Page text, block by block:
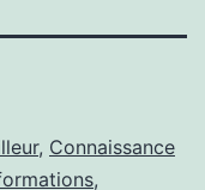
, Connaissance
,